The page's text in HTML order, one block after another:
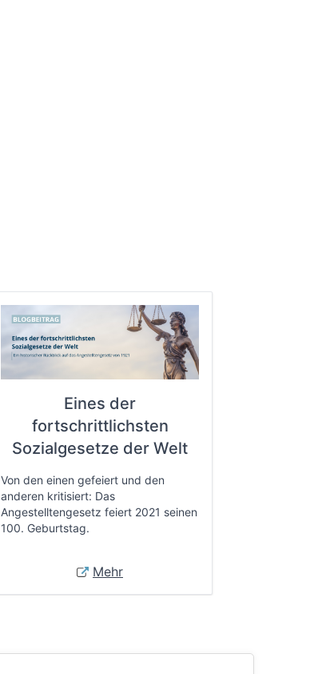
Eines der
fortschrittlichsten
Sozialgesetze der Welt
Von den einen gefeiert und den
anderen kritisiert: Das
Angestelltengesetz feiert 2021 seinen
100. Geburtstag.
Mehr